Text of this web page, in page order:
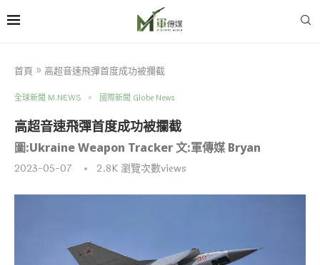
首頁 » 高超音速飛彈首度成功被攔截
全球新聞 M.NEWS 國際新聞 Globe News
高超音速飛彈首度成功被攔截
圖:Ukraine Weapon Tracker 文:軍傳媒 Bryan
2023-05-07 2.8K瀏覽次數views